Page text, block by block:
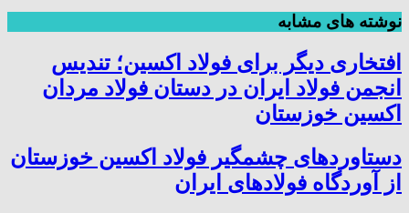
نوشته های مشابه
افتخاری دیگر برای فولاد اکسین؛ تندیس
انجمن فولاد ایران در دستان فولاد مردان
اکسین خوزستان
دستاوردهای چشمگیر فولاد اکسین خوزستان
از آوردگاه فولادهای ایران